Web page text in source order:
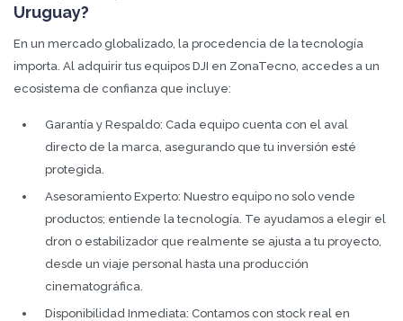
Uruguay?
En un mercado globalizado, la procedencia de la tecnología
importa. Al adquirir tus equipos DJI en ZonaTecno, accedes a un
ecosistema de confianza que incluye:
Garantía y Respaldo: Cada equipo cuenta con el aval
directo de la marca, asegurando que tu inversión esté
protegida.
Asesoramiento Experto: Nuestro equipo no solo vende
productos; entiende la tecnología. Te ayudamos a elegir el
dron o estabilizador que realmente se ajusta a tu proyecto,
desde un viaje personal hasta una producción
cinematográfica.
Disponibilidad Inmediata: Contamos con stock real en